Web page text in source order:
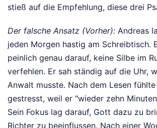
stieß auf die Empfehlung, diese drei
Der falsche Ansatz (Vorher): Andreas
jeden Morgen hastig am Schreibtisch.
peinlich genau darauf, keine Silbe im
verfehlen. Er sah ständig auf die Uhr,
Anwalt musste. Nach dem Lesen
gestresst, weil er "wieder zehn
Sein Fokus lag darauf, Gott dazu zu
Richter zu beeinflussen. Nach einer